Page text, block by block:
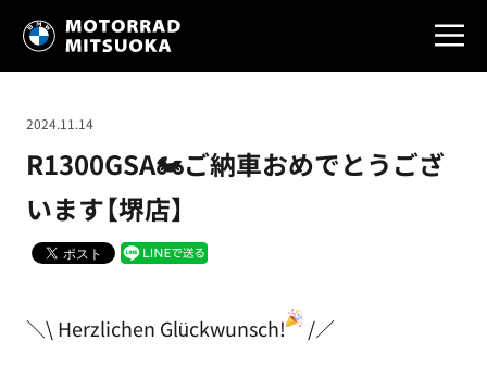
R1300GSA🏍ご納車おめでとうござ
います【堺店】
2024.11.14
＼\ Herzlichen Glückwunsch! /／